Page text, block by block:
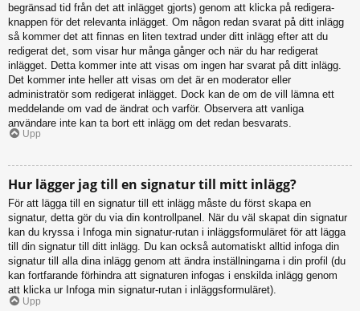
begränsad tid från det att inlägget gjorts) genom att klicka på redigera-
knappen för det relevanta inlägget. Om någon redan svarat på ditt inlägg
så kommer det att finnas en liten textrad under ditt inlägg efter att du
redigerat det, som visar hur många gånger och när du har redigerat
inlägget. Detta kommer inte att visas om ingen har svarat på ditt inlägg.
Det kommer inte heller att visas om det är en moderator eller
administratör som redigerat inlägget. Dock kan de om de vill lämna ett
meddelande om vad de ändrat och varför. Observera att vanliga
användare inte kan ta bort ett inlägg om det redan besvarats.
Upp
Hur lägger jag till en signatur till mitt inlägg?
För att lägga till en signatur till ett inlägg måste du först skapa en
signatur, detta gör du via din kontrollpanel. När du väl skapat din signatur
kan du kryssa i Infoga min signatur-rutan i inläggsformuläret för att lägga
till din signatur till ditt inlägg. Du kan också automatiskt alltid infoga din
signatur till alla dina inlägg genom att ändra inställningarna i din profil (du
kan fortfarande förhindra att signaturen infogas i enskilda inlägg genom
att klicka ur Infoga min signatur-rutan i inläggsformuläret).
Upp